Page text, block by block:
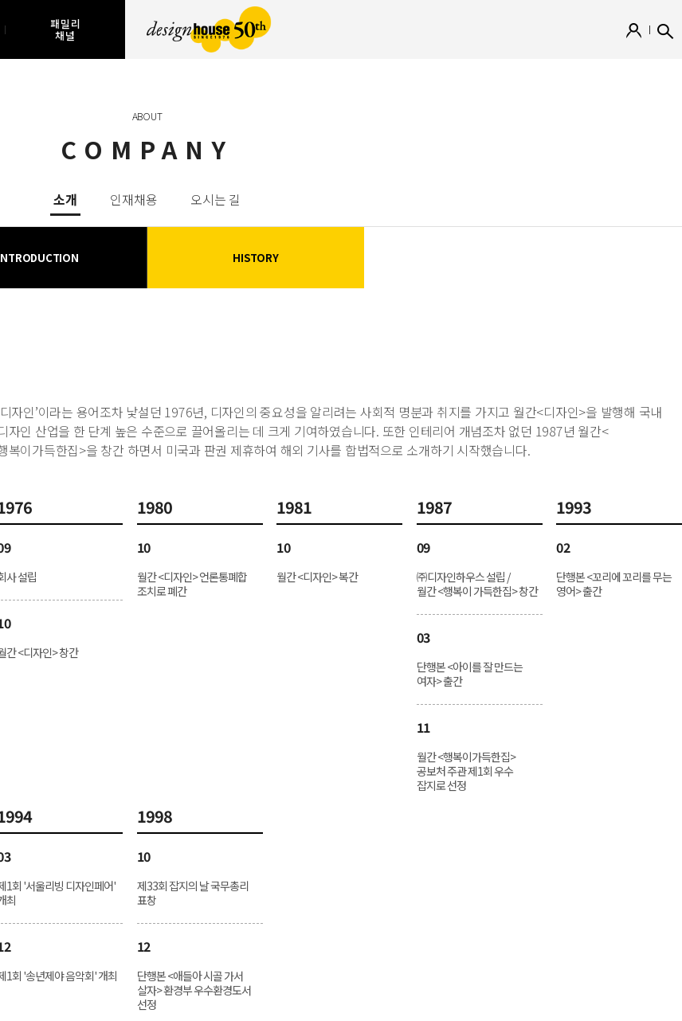
패밀리
채널
ABOUT
COMPANY
소개 인재채용 오시는 길
HISTORY
디자인’이라는 용어조차 낯설던 1976년, 디자인의 중요성을 알리려는 사회적 명분과 취지를 가지고 월간<디자인>을 발행해 국내
자인 산업을 한 단계 높은 수준으로 끌어올리는 데 크게 기여하였습니다. 또한 인테리어 개념조차 없던 1987년 월간<
복이가득한집>을 창간 하면서 미국과 판권 제휴하여 해외 기사를 합법적으로 소개하기 시작했습니다.
사 설립
간 <디자인> 창간
1980
10
월간 <디자인> 언론통폐합
조치로 폐간
1981
10
월간 <디자인> 복간
1987
09
㈜디자인하우스 설립 /
월간 <행복이 가득한집> 창간
03
단행본 <아이를 잘 만드는
여자> 출간
11
월간 <행복이가득한집>
공보처 주관 제1회 우수
잡지로 선정
1993
02
단행본 <꼬리에 꼬리를 무는
영어> 출간
1회 '서울리빙 디자인페어'
최
1회 '송년제야 음악회' 개최
1998
10
제33회 잡지의 날 국무총리
표창
12
단행본 <애들아 시골 가서
살자> 환경부 우수환경도서
선정